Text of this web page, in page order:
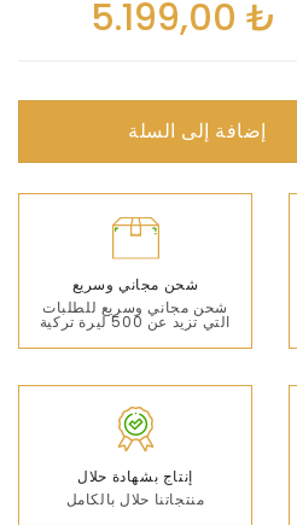
5.199,00 ₺
إضافة إلى السلة
شحن مجاني وسريع
شحن مجاني وسريع للطلبات
التي تزيد عن 500 ليرة تركية
إنتاج بشهادة حلال
منتجاتنا حلال بالكامل